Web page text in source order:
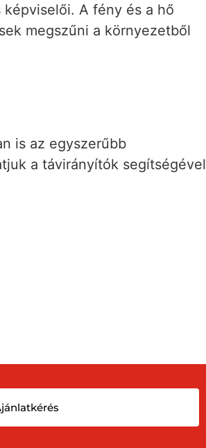
A fény és a hő
megszűni a környezetből
is az egyszerűbb
a távirányítók segítségével